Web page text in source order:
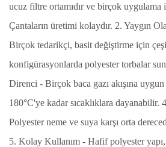
ucuz filtre ortamıdır ve birçok
Çantaların üretimi kolaydır. 2. Yaygın
Birçok tedarikçi, basit değiştirme için
konfigürasyonlarda polyester torbalar
Direnci - Birçok baca gazı akışına
180°C'ye kadar sıcaklıklara dayanabilir.
Polyester neme ve suya karşı orta
5. Kolay Kullanım - Hafif polyester